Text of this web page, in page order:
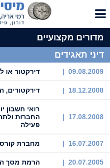
מדורים מקצועיים
דיני תאגידים
09.08.2009 | דירקטור או
18.12.2008 | דירקטורים,
17.08.2008 |
רואי חשבון
החברות
פעילה
16.07.2007 | מחברת קורס
20.07.2005 | הרמת מסך